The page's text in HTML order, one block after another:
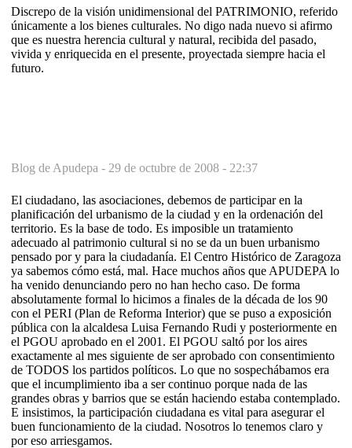
Discrepo de la visión unidimensional del PATRIMONIO, referido
únicamente a los bienes culturales. No digo nada nuevo si afirmo
que es nuestra herencia cultural y natural, recibida del pasado,
vivida y enriquecida en el presente, proyectada siempre hacia el
futuro.
Blog de Apudepa - 29 de octubre de 2008 - 22:37
El ciudadano, las asociaciones, debemos de participar en la
planificación del urbanismo de la ciudad y en la ordenación del
territorio. Es la base de todo. Es imposible un tratamiento
adecuado al patrimonio cultural si no se da un buen urbanismo
pensado por y para la ciudadanía. El Centro Histórico de Zaragoza
ya sabemos cómo está, mal. Hace muchos años que APUDEPA lo
ha venido denunciando pero no han hecho caso. De forma
absolutamente formal lo hicimos a finales de la década de los 90
con el PERI (Plan de Reforma Interior) que se puso a exposición
pública con la alcaldesa Luisa Fernando Rudi y posteriormente en
el PGOU aprobado en el 2001. El PGOU saltó por los aires
exactamente al mes siguiente de ser aprobado con consentimiento
de TODOS los partidos políticos. Lo que no sospechábamos era
que el incumplimiento iba a ser continuo porque nada de las
grandes obras y barrios que se están haciendo estaba contemplado.
E insistimos, la participación ciudadana es vital para asegurar el
buen funcionamiento de la ciudad. Nosotros lo tenemos claro y
por eso arriesgamos.